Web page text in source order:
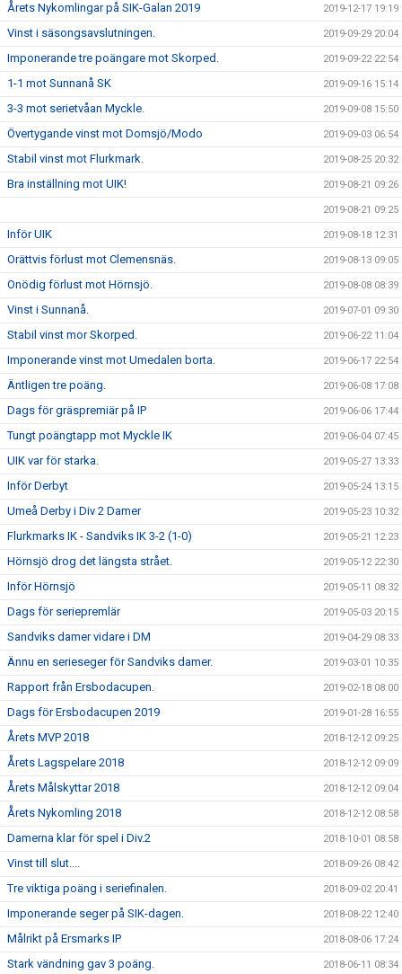
Årets Nykomlingar på SIK-Galan 2019 2019-12-17 19:19
Vinst i säsongsavslutningen. 2019-09-29 20:04
Imponerande tre poängare mot Skorped. 2019-09-22 22:54
1-1 mot Sunnanå SK 2019-09-16 15:14
3-3 mot serietvåan Myckle. 2019-09-08 15:50
Övertygande vinst mot Domsjö/Modo 2019-09-03 06:54
Stabil vinst mot Flurkmark. 2019-08-25 20:32
Bra inställning mot UIK! 2019-08-21 09:26
2019-08-21 09:25
Inför UIK 2019-08-18 12:31
Orättvis förlust mot Clemensnäs. 2019-08-13 09:05
Onödig förlust mot Hörnsjö. 2019-08-08 08:39
Vinst i Sunnanå. 2019-07-01 09:30
Stabil vinst mor Skorped. 2019-06-22 11:04
Imponerande vinst mot Umedalen borta. 2019-06-17 22:54
Äntligen tre poäng. 2019-06-08 17:08
Dags för gräspremiär på IP 2019-06-06 17:44
Tungt poängtapp mot Myckle IK 2019-06-04 07:45
UIK var för starka. 2019-05-27 13:33
Inför Derbyt 2019-05-24 13:15
Umeå Derby i Div 2 Damer 2019-05-23 10:32
Flurkmarks IK - Sandviks IK 3-2 (1-0) 2019-05-21 12:23
Hörnsjö drog det längsta strået. 2019-05-12 22:30
Inför Hörnsjö 2019-05-11 08:32
Dags för seriepremlär 2019-05-03 20:15
Sandviks damer vidare i DM 2019-04-29 08:33
Ännu en serieseger för Sandviks damer. 2019-03-01 10:35
Rapport från Ersbodacupen. 2019-02-18 08:00
Dags för Ersbodacupen 2019 2019-01-28 16:55
Årets MVP 2018 2018-12-12 09:25
Årets Lagspelare 2018 2018-12-12 09:09
Årets Målskyttar 2018 2018-12-12 09:04
Årets Nykomling 2018 2018-12-12 08:58
Damerna klar för spel i Div.2 2018-10-01 08:58
Vinst till slut.... 2018-09-26 08:42
Tre viktiga poäng i seriefinalen. 2018-09-02 20:41
Imponerande seger på SIK-dagen. 2018-08-22 12:40
Målrikt på Ersmarks IP 2018-08-06 17:24
Stark vändning gav 3 poäng. 2018-06-11 08:34